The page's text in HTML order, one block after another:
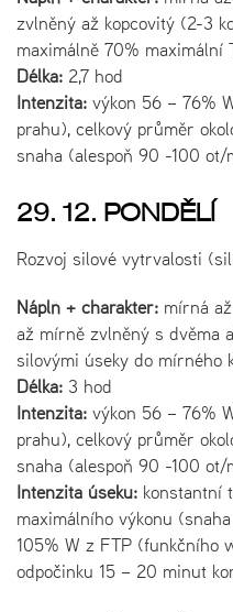
zvlněný až kopcovitý (2-3
maximálně 70% maximální
Délka: 2,7 hod
Intenzita: výkon 56 – 76%
prahu), celkový průměr
snaha (alespoň 90 -100 ot/
29. 12. PONDĚLÍ
Rozvoj silové vytrvalosti
Náplň + charakter: mírná
až mírně zvlněný s dvěma
silovými úseky do mírného
Délka: 3 hod
Intenzita: výkon 56 – 76%
prahu), celkový průměr
snaha (alespoň 90 -100 ot/
Intenzita úseku: konstantní
maximálního výkonu
105% W z FTP (funkčního
odpočinku 15 – 20 minut